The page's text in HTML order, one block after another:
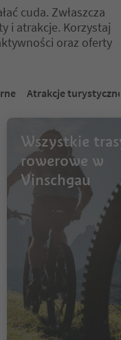
cuda. Zwłaszcza
i atrakcje. Korzystaj
oraz oferty
Wybierz zakładkę, aby
Atrakcje
Wszystkie
rowerowe w
Vinschgau